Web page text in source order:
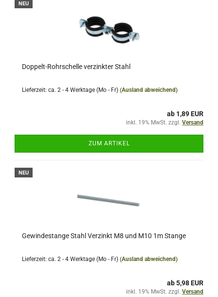
NEU
Doppelt-Rohrschelle verzinkter Stahl
Lieferzeit: ca. 2 - 4 Werktage (Mo - Fr) (Ausland abweichend)
ab 1,89 EUR
inkl. 19% MwSt. zzgl. Versand
ZUM ARTIKEL
NEU
Gewindestange Stahl Verzinkt M8 und M10 1m Stange
Lieferzeit: ca. 2 - 4 Werktage (Mo - Fr) (Ausland abweichend)
ab 5,98 EUR
inkl. 19% MwSt. zzgl. Versand